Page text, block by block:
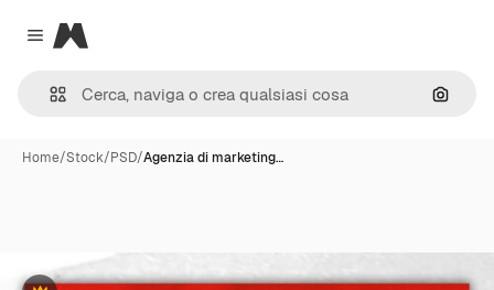
Close menu
Magnific
Cerca
Home/Stock/PSD/Agenzia di marketing…